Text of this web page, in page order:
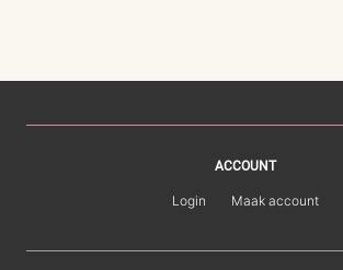
ACCOUNT
Login Maak account